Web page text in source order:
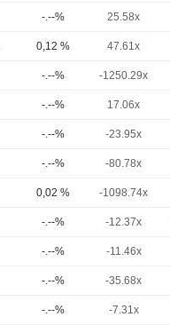
-.--% 25.58x
0,12 % 47.61x
-.--% -1250.29x
-.--% 17.06x
-.--% -23.95x
-.--% -80.78x
0,02 % -1098.74x
-.--% -12.37x
-.--% -11.46x
-.--% -35.68x
-.--% -7.31x